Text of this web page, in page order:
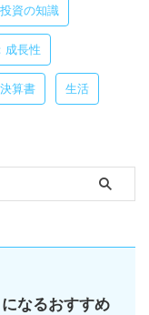
投資の知識
成長性
決算書 生活
なるおすすめ